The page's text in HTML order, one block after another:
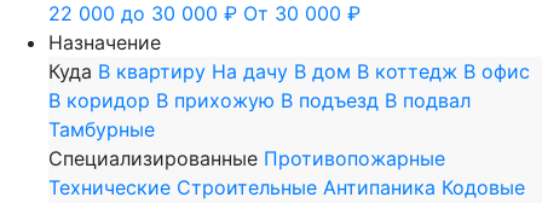
22 000 до 30 000 ₽ От 30 000 ₽
Назначение
Куда В квартиру На дачу В дом В коттедж В офис
В коридор В прихожую В подъезд В подвал
Тамбурные
Специализированные Противопожарные
Технические Строительные Антипаника Кодовые